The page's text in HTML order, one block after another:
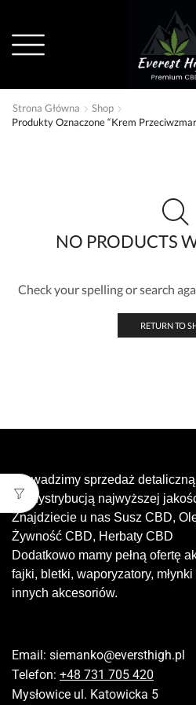
Strona Główna
Shop
Produkty Oznaczone “krem
NO PRODUCTS
Check your spelling or search
RETURN TO
Prowadzimy sprzedaż
się dystrybucją najwyższej
Znajdziecie u nas Susz CBD,
Żywność CBD, Herbaty CBD
Dodatkowo mamy pełną ofertę
fajki, bletki, waporyzatory,
innych akcesoriów.
Email: siemanko@eversthigh.pl
Telefon: +48 731 705 420
Mysłowice ul. Katowicka 5